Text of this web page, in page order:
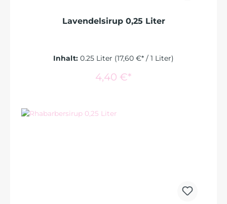
Lavendelsirup 0,25 Liter
Inhalt: 0.25 Liter (17,60 €* / 1 Liter)
4,40 €*
In den Warenkorb